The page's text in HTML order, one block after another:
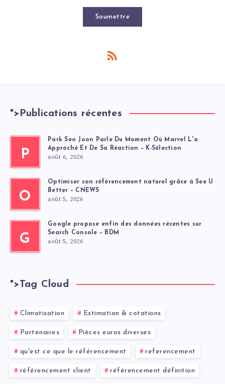
Soumettre
"> Publications récentes
P
Park Seo Joon Parle Du Moment Où Marvel L'a
Approché Et De Sa Réaction – K-Sélection
août 6, 2026
O
Optimiser son référencement naturel grâce à See U
Better – CNEWS
août 5, 2026
G
Google propose enfin des données récentes sur
Search Console – BDM
août 5, 2026
">Tag Cloud
Climatisation Estimation & cotations
Partenaires Pièces euros diverses
qu'est ce que le référencement referencement
référencement client référencement définition